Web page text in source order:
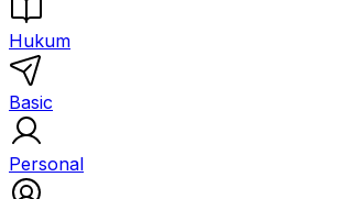
Hukum
Basic
Personal